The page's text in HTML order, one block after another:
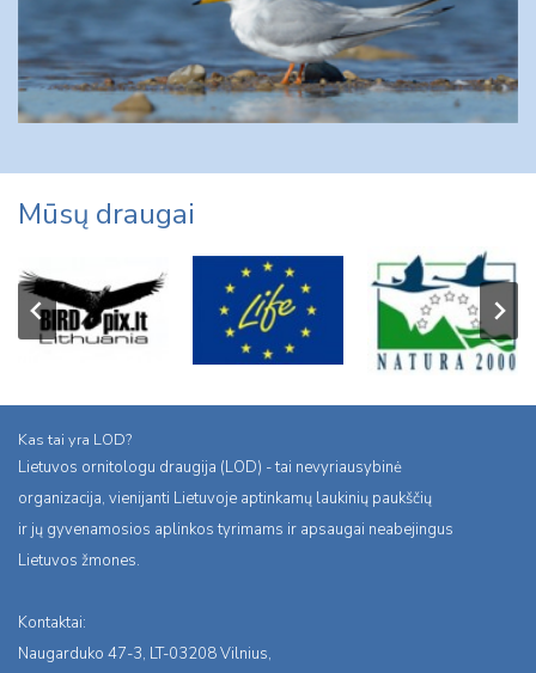
Mūsų draugai
Kas tai yra LOD?
Lietuvos ornitologu draugija (LOD) - tai nevyriausybinė
organizacija, vienijanti Lietuvoje aptinkamų laukinių paukščių
ir jų gyvenamosios aplinkos tyrimams ir apsaugai neabejingus
Lietuvos žmones.
Kontaktai:
Naugarduko 47-3, LT-03208 Vilnius,